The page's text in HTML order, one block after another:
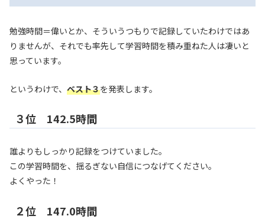
勉強時間＝偉いとか、そういうつもりで記録していたわけではあ
りませんが、それでも率先して学習時間を積み重ねた人は凄いと
思っています。
というわけで、 ベスト３を発表します。
３位 142.5時間
誰よりもしっかり記録をつけていました。
この学習時間を、揺るぎない自信につなげてください。
よくやった！
２位 147.0時間